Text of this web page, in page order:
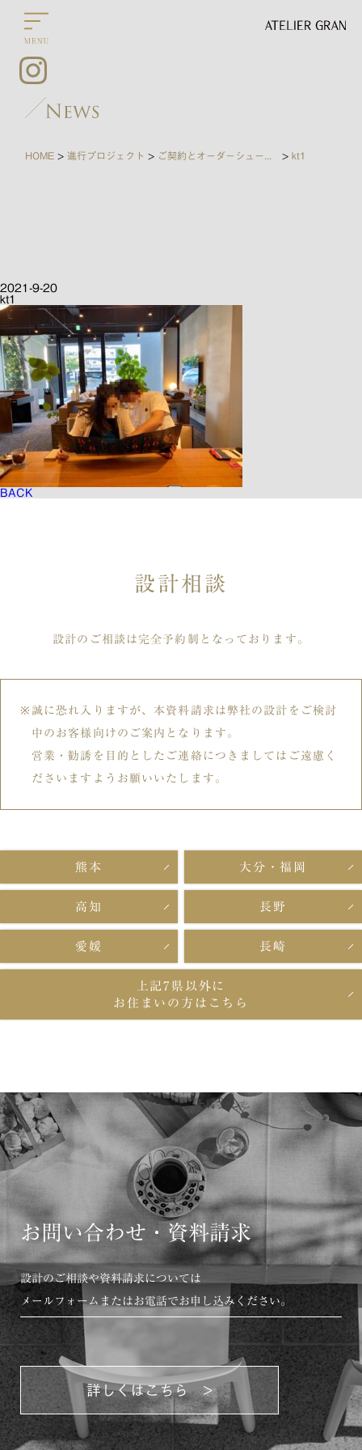
HOME >進行プロジェクト > > kt1
2021-9-20
kt1
BACK
設計相談
設計のご相談は完全予約制となっております。
誠に恐れ入りますが、本資料請求は弊社の設計をご検討
中のお客様向けのご案内となります。
営業・勧誘を目的としたご連絡につきましてはご遠慮く
ださいますようお願いいたします。
熊本 大分・福岡
高知 長野
愛媛 長崎
上記7県以外に
お住まいの方はこちら
お問い合わせ・資料請求
設計のご相談や資料請求については
メールフォームまたはお電話でお申し込みください。
詳しくはこちら >